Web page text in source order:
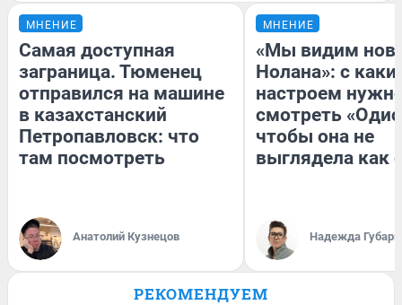
МНЕНИЕ
Самая доступная
заграница. Тюменец
отправился на машине
в казахстанский
Петропавловск: что
там посмотреть
Анатолий Кузнецов
МНЕНИЕ
«Мы видим
Нолана»: с
настроем
смотреть
чтобы она не
выглядела как
Надежда Губарь
РЕКОМЕНДУЕМ